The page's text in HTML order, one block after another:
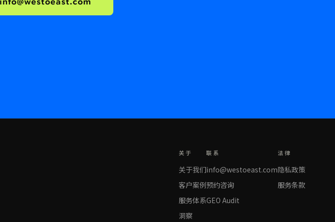
info@westoeast.com
关于
关于我们
客户案例
服务体系
洞察
联系
info@westoeast.com
预约咨询
GEO Audit
法律
隐私政策
服务条款